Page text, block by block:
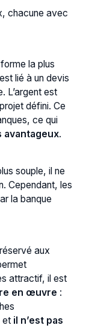
chacune avec
la plus
lié à un devis
L’argent est
défini. Ce
ce qui
avantageux.
souple, il ne
Cependant, les
la banque
aux
attractif, il est
en œuvre :
et il n’est pas